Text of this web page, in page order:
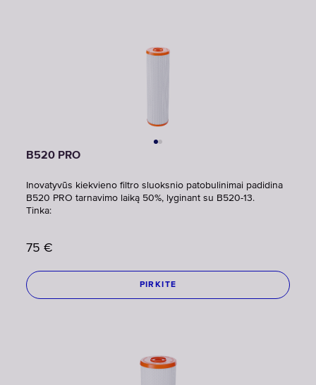
B520 PRO
Inovatyvūs kiekvieno filtro sluoksnio patobulinimai padidina
B520 PRO tarnavimo laiką 50%, lyginant su B520-13.
Tinka:
75 €
PIRKITE